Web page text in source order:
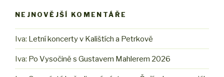
NEJNOVĚJŠÍ KOMENTÁŘE
Iva: Letní koncerty v Kalištích a Petrkově
Iva: Po Vysočině s Gustavem Mahlerem 2026